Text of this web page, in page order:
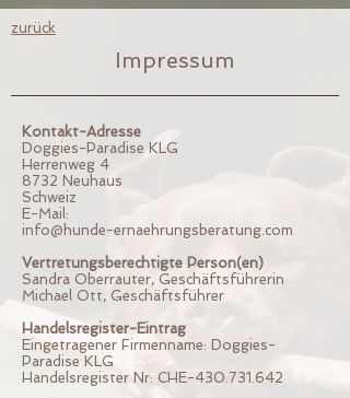
zurück
Impressum
Kontakt-Adresse
Doggies-Paradise KLG
Herrenweg 4
8732 Neuhaus
Schweiz
E-Mail:
info@hunde-ernaehrungsberatung.com
Vertretungsberechtigte Person(en)
Sandra Oberrauter, Geschäftsführerin
Michael Ott, Geschäftsführer
Handelsregister-Eintrag
Eingetragener Firmenname: Doggies-
Paradise KLG
Handelsregister Nr: CHE-430.731.642